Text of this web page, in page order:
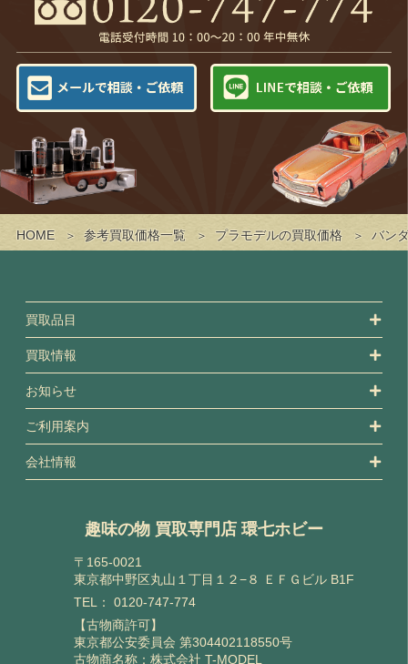
HOME 参考買取価格一覧 プラモデルの買取価格 バン
買取品目
買取情報
お知らせ
ご利用案内
会社情報
趣味の物 買取専門店 環七ホビー
〒165-0021
東京都中野区丸山１丁目１２−８ ＥＦＧビル B1F
TEL： 0120-747-774
【古物商許可】
東京都公安委員会 第304402118550号
古物商名称：株式会社 T-MODEL